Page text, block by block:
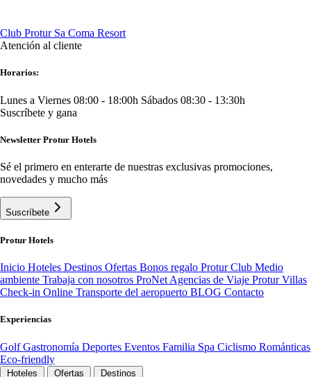
Club Protur Sa Coma Resort
Atención al cliente
Horarios:
Lunes a Viernes 08:00 - 18:00h Sábados 08:30 - 13:30h
Suscríbete y gana
Newsletter Protur Hotels
Sé el primero en enterarte de nuestras exclusivas promociones,
novedades y mucho más
Suscríbete
Protur Hotels
Inicio Hoteles Destinos Ofertas Bonos regalo Protur Club Medio
ambiente Trabaja con nosotros ProNet Agencias de Viaje Protur Villas
Check-in Online Transporte del aeropuerto BLOG Contacto
Experiencias
GolfGastronomía Deportes Eventos Familia Spa Ciclismo Románticas
Eco-friendly